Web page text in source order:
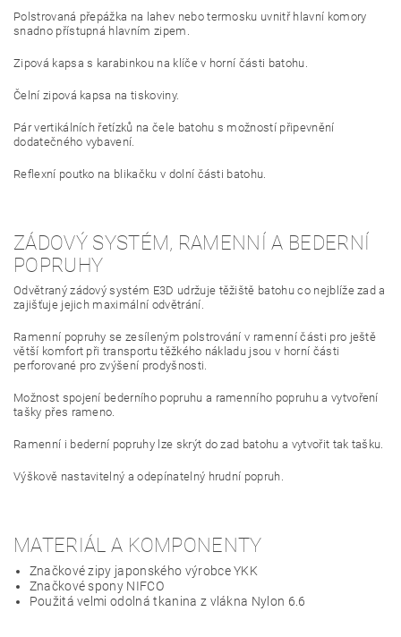
Polstrovaná přepážka na lahev nebo termosku uvnitř hlavní komory
snadno přístupná hlavním zipem.
Zipová kapsa s karabinkou na klíče v horní části batohu.
Čelní zipová kapsa na tiskoviny.
Pár vertikálních řetízků na čele batohu s možností připevnění
dodatečného vybavení.
Reflexní poutko na blikačku v dolní části batohu.
ZÁDOVÝ SYSTÉM, RAMENNÍ A BEDERNÍ
POPRUHY
Odvětraný zádový systém E3D udržuje těžiště batohu co nejblíže zad a
zajišťuje jejich maximální odvětrání.
Ramenní popruhy se zesíleným polstrování v ramenní části pro ještě
větší komfort při transportu těžkého nákladu jsou v horní části
perforované pro zvýšení prodyšnosti.
Možnost spojení bederního popruhu a ramenního popruhu a vytvoření
tašky přes rameno.
Ramenní i bederní popruhy lze skrýt do zad batohu a vytvořit tak tašku.
Výškově nastavitelný a odepínatelný hrudní popruh.
MATERIÁL A KOMPONENTY
Značkové zipy japonského výrobce YKK
Značkové spony NIFCO
Použitá velmi odolná tkanina z vlákna Nylon 6.6